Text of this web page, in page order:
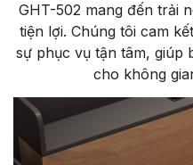
GHT-502 mang đến trải
tiện lợi. Chúng tôi cam
sự phục vụ tận tâm, giúp
cho không